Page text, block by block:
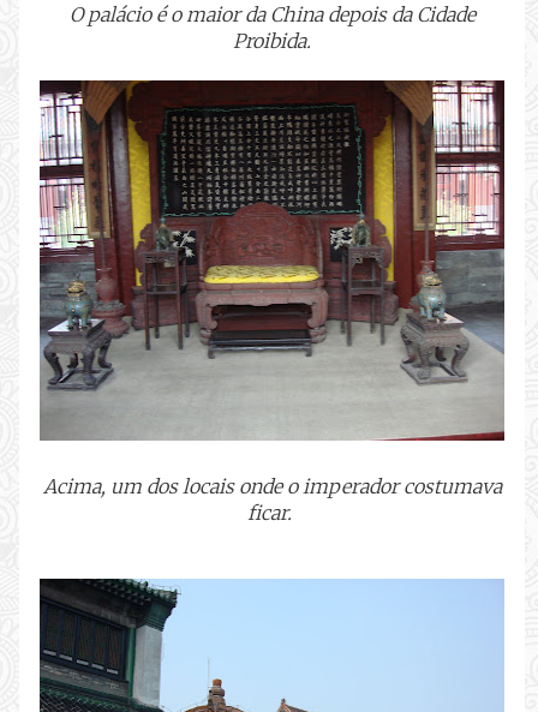
O palácio é o maior da China depois da Cidade
Proibida.
Acima, um dos locais onde o imperador costumava
ficar.